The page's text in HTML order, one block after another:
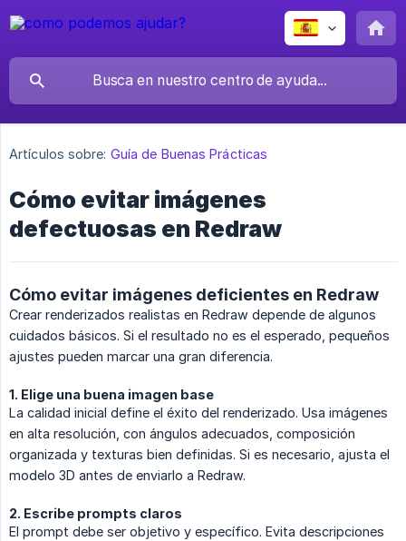
Artículos sobre: Guía de Buenas Prácticas
Cómo evitar imágenes
defectuosas en Redraw
Cómo evitar imágenes deficientes en Redraw
Crear renderizados realistas en Redraw depende de algunos
cuidados básicos. Si el resultado no es el esperado, pequeños
ajustes pueden marcar una gran diferencia.
1. Elige una buena imagen base
La calidad inicial define el éxito del renderizado. Usa imágenes
en alta resolución, con ángulos adecuados, composición
organizada y texturas bien definidas. Si es necesario, ajusta el
modelo 3D antes de enviarlo a Redraw.
2. Escribe prompts claros
El prompt debe ser objetivo y específico. Evita descripciones